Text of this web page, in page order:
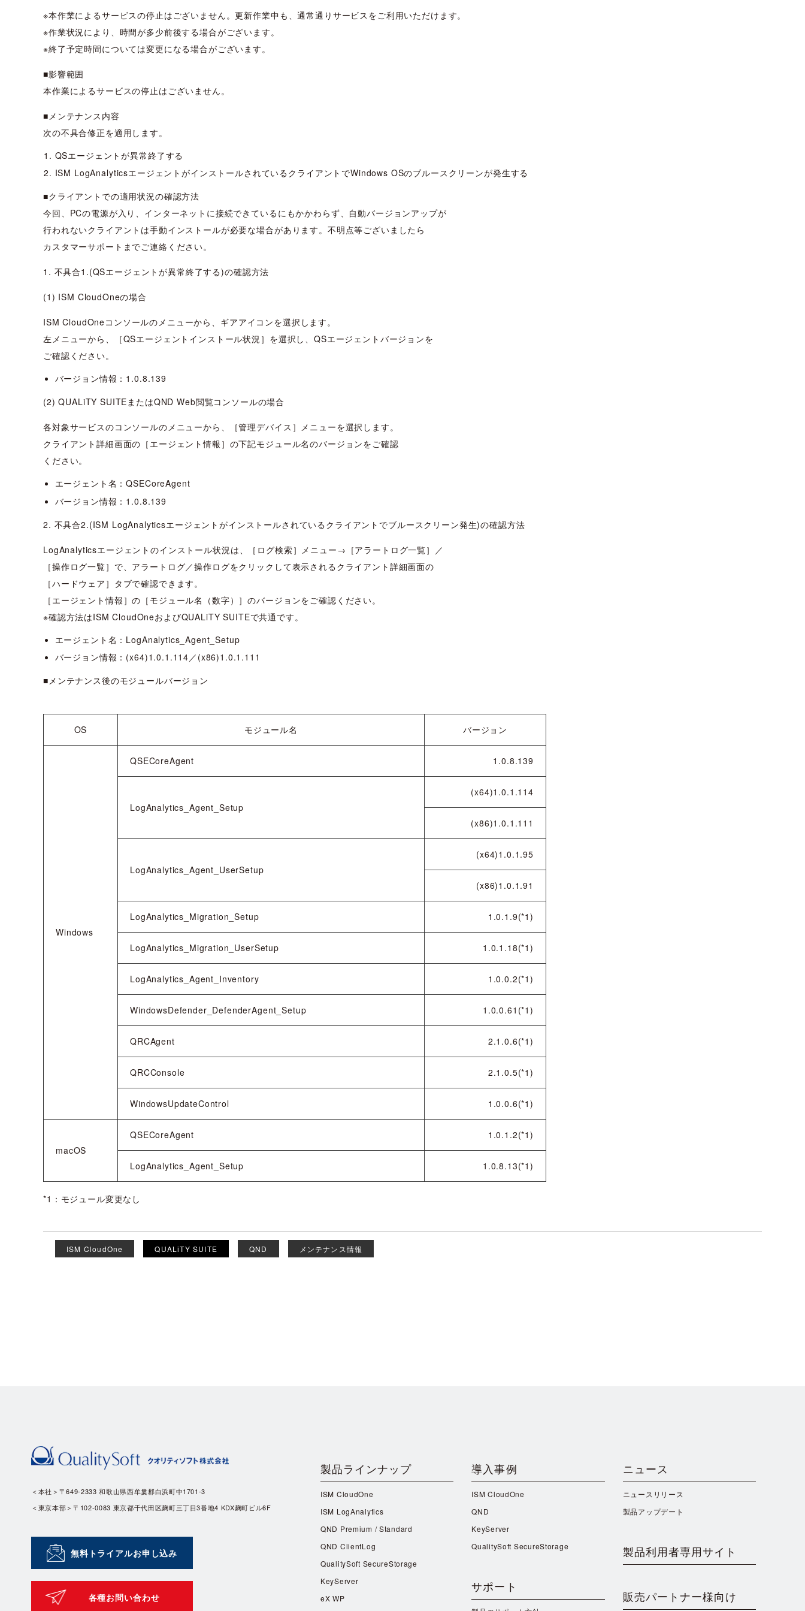
※本作業によるサービスの停止はございません。更新作業中も、通常通りサービスをご利用いただけます。
※作業状況により、時間が多少前後する場合がございます。
※終了予定時間については変更になる場合がございます。
■影響範囲
本作業によるサービスの停止はございません。
■メンテナンス内容
次の不具合修正を適用します。
QSエージェントが異常終了する
ISM LogAnalyticsエージェントがインストールされているクライアントでWindows OSのブルースクリーンが発生する
■クライアントでの適用状況の確認方法
今回、PCの電源が入り、インターネットに接続できているにもかかわらず、自動バージョンアップが
行われないクライアントは手動インストールが必要な場合があります。不明点等ございましたら
カスタマーサポートまでご連絡ください。
1. 不具合1.(QSエージェントが異常終了する)の確認方法
(1) ISM CloudOneの場合
ISM CloudOneコンソールのメニューから、ギアアイコンを選択します。
左メニューから、［QSエージェントインストール状況］を選択し、QSエージェントバージョンを
ご確認ください。
バージョン情報：1.0.8.139
(2) QUALiTY SUITEまたはQND Web閲覧コンソールの場合
各対象サービスのコンソールのメニューから、［管理デバイス］メニューを選択します。
クライアント詳細画面の［エージェント情報］の下記モジュール名のバージョンをご確認
ください。
エージェント名：QSECoreAgent
バージョン情報：1.0.8.139
2. 不具合2.(ISM LogAnalyticsエージェントがインストールされているクライアントでブルースクリーン発生)の確認方法
LogAnalyticsエージェントのインストール状況は、［ログ検索］メニュー→［アラートログ一覧］／
［操作ログ一覧］で、アラートログ／操作ログをクリックして表示されるクライアント詳細画面の
［ハードウェア］タブで確認できます。
［エージェント情報］の［モジュール名（数字）］のバージョンをご確認ください。
※確認方法はISM CloudOneおよびQUALiTY SUITEで共通です。
エージェント名：LogAnalytics_Agent_Setup
バージョン情報：(x64)1.0.1.114／(x86)1.0.1.111
■メンテナンス後のモジュールバージョン
OS モジュール名 バージョン
Windows
QSECoreAgent 1.0.8.139
LogAnalytics_Agent_Setup
(x64)1.0.1.114
(x86)1.0.1.111
LogAnalytics_Agent_UserSetup
(x64)1.0.1.95
(x86)1.0.1.91
LogAnalytics_Migration_Setup 1.0.1.9(*1)
LogAnalytics_Migration_UserSetup 1.0.1.18(*1)
LogAnalytics_Agent_Inventory 1.0.0.2(*1)
WindowsDefender_DefenderAgent_Setup 1.0.0.61(*1)
QRCAgent 2.1.0.6(*1)
QRCConsole 2.1.0.5(*1)
WindowsUpdateControl 1.0.0.6(*1)
macOS
QSECoreAgent 1.0.1.2(*1)
LogAnalytics_Agent_Setup 1.0.8.13(*1)
*1：モジュール変更なし
ISM CloudOne QUALiTY SUITE QND メンテナンス情報
＜本社＞〒649-2333 和歌山県西牟婁郡白浜町中1701-3
＜東京本部＞〒102-0083 東京都千代田区麹町三丁目3番地4 KDX麹町ビル6F
無料トライアルお申し込み
各種お問い合わせ
製品ラインナップ
ISM CloudOne
ISM LogAnalytics
QND Premium / Standard
QND ClientLog
QualitySoft SecureStorage
KeyServer
eX WP
導入事例
ISM CloudOne
QND
KeyServer
QualitySoft SecureStorage
サポート
ニュース
ニュースリリース
製品アップデート
製品利用者専用サイト
販売パートナー様向け